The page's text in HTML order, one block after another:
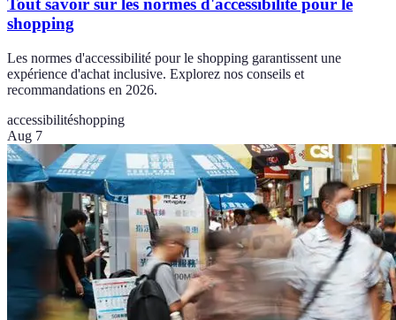
Tout savoir sur les normes d'accessibilité pour le
shopping
Les normes d'accessibilité pour le shopping garantissent une
expérience d'achat inclusive. Explorez nos conseils et
recommandations en 2026.
accessibilitéshopping
Aug 7